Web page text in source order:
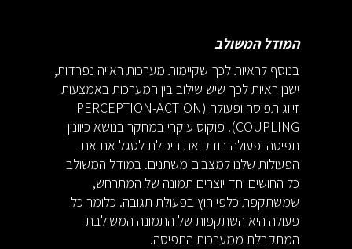
המודל המשולב
בנוסף לראיות לכך שקיימות מערכות ראייה נפרדות,
ישנן ראיות לכך שיש שילוב בין המערכות באמצעות
זיווג תפיסה ופעולה (PERCEPTION-ACTION
COUPLING). פוקוס עיקרי במחקר בנושא כיוונון
תפיסה ופעולה בודק את היכולת לסגל את את
הפעולות שלנו למצבים משתנים. במודל המשולב
כל החושים יחד יוצרים תמונה של המתרחש,
שמשתקפת כלפי חוץ בפעולת תגובה. כלומר כל
פעולה היא השתקפות של התמונה המשולבת
המתקבלת ממערכות התפיסה.